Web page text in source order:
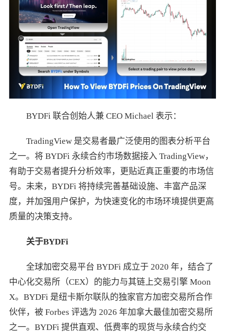
BYDFi 联合创始人兼 CEO Michael 表示：
TradingView 是交易者最广泛使用的图表分析平台
之一。将 BYDFi 永续合约市场数据接入 TradingView，
有助于交易者提升分析效率，更贴近真正重要的市场信
号。未来，BYDFi 将持续完善基础设施、丰富产品深
度，并加强用户保护，为快速变化的市场环境提供更高
质量的决策支持。
关于BYDFi
全球加密交易平台 BYDFi 成立于 2020 年，结合了
中心化交易所（CEX）的能力与其链上交易引擎 Moon
X。BYDFi 是纽卡斯尔联队的独家官方加密交易所合作
伙伴，被 Forbes 评选为 2026 年加拿大最佳加密交易所
之一。BYDFi 提供直观、低费率的现货与永续合约交